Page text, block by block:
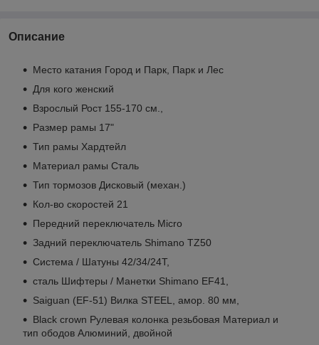
Описание
Место катания Город и Парк, Парк и Лес
Для кого женский
Взрослый Рост 155-170 см.,
Размер рамы 17"
Тип рамы Хардтейл
Материал рамы Сталь
Тип тормозов Дисковый (механ.)
Кол-во скоростей 21
Передний переключатель Micro
Задний переключатель Shimano TZ50
Система / Шатуны 42/34/24T,
сталь Шифтеры / Манетки Shimano EF41,
Saiguan (EF-51) Вилка STEEL, амор. 80 мм,
Black crown Рулевая колонка резьбовая Материал и
тип ободов Алюминий, двойной